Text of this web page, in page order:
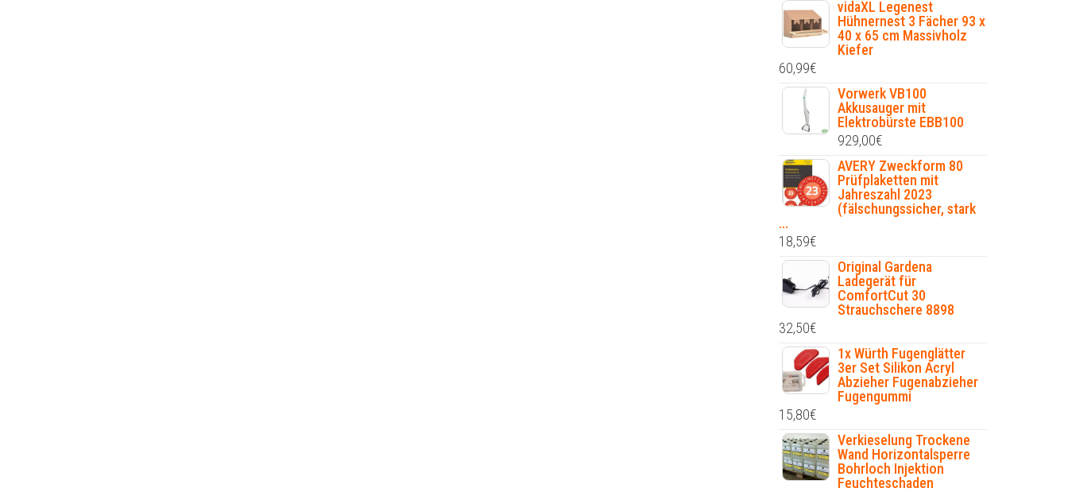
vidaXL Legenest
Hühnernest 3 Fächer 93 x
40 x 65 cm Massivholz
Kiefer
60,99€
Vorwerk VB100
Akkusauger mit
Elektrobürste EBB100
929,00€
AVERY Zweckform 80
Prüfplaketten mit
Jahreszahl 2023
(fälschungssicher, stark
...
18,59€
Original Gardena
Ladegerät für
ComfortCut 30
Strauchschere 8898
32,50€
1x Würth Fugenglätter
3er Set Silikon Acryl
Abzieher Fugenabzieher
Fugengummi
15,80€
Verkieselung Trockene
Wand Horizontalsperre
Bohrloch Injektion
Feuchteschaden